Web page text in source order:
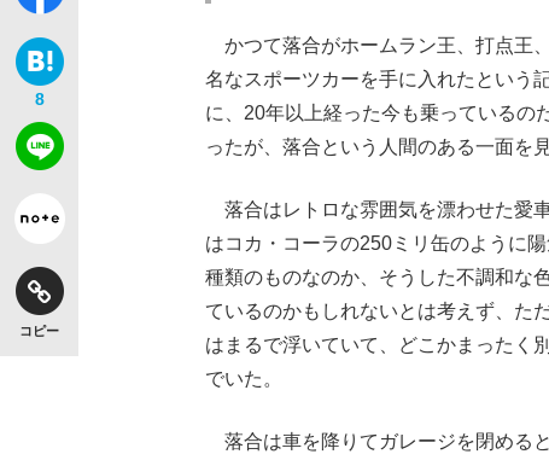
8
コピー
かつて落合がホームラン王、打点王
名なスポーツカーを手に入れたという
に、20年以上経った今も乗っている
ったが、落合という人間のある一面を
落合はレトロな雰囲気を漂わせた愛
はコカ・コーラの250ミリ缶のように
種類のものなのか、そうした不調和な
ているのかもしれないとは考えず、た
はまるで浮いていて、どこかまったく
でいた。
落合は車を降りてガレージを閉める